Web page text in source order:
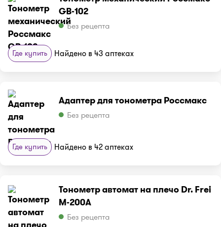
GB-102
Без рецепта
Где купить Найдено в 43 аптеках
Адаптер для тонометра Россмакс
Без рецепта
Где купить Найдено в 42 аптеках
Тонометр автомат на плечо Dr. Frei
М-200А
Без рецепта